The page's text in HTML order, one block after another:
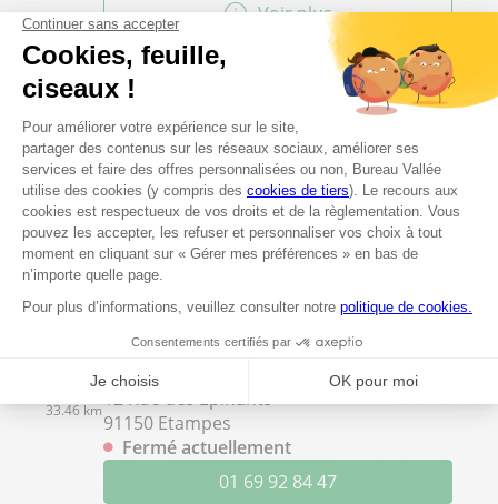
Voir plus
33.21 km
Bureau Vallée Villeparisis
Avenue Jean Monnet - ZAC de l'Ambresis
77270 Villeparisis
Fermé actuellement
01 60 93 91 05
Voir plus
33.46 km12 Rue des Epinants
91150 Etampes
Fermé actuellement
01 69 92 84 47